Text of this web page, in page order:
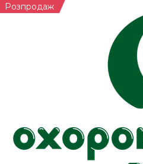
Розпродаж